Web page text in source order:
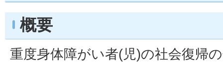
概要
重度身体障がい者(児)の社会復帰